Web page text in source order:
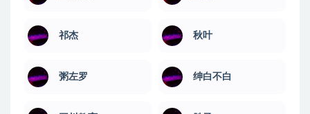
祁杰 秋叶
粥左罗 绅白不白